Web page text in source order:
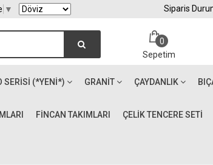
Siparis
▼
0
Sepetim
SERİSİ (*YENİ*) GRANIT ÇAYDANLIK
FİNCAN TAKIMLARI ÇELİK TENCERE SETİ